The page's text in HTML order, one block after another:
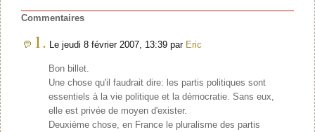
Commentaires
1. Le jeudi 8 février 2007, 13:39 par Eric
Bon billet.
Une chose qu'il faudrait dire: les partis politiques sont
essentiels à la vie politique et la démocratie. Sans eux,
elle est privée de moyen d'exister.
Deuxième chose, en France le pluralisme des partis